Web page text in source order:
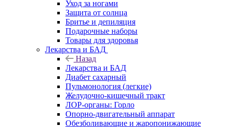
Уход за ногами
Защита от солнца
Бритье и депиляция
Подарочные наборы
Товары для здоровья
Лекарства и БАД
Назад
Лекарства и БАД
Диабет сахарный
Пульмонология (легкие)
Желудочно-кишечный тракт
ЛОР-органы: Горло
Опорно-двигательный аппарат
Обезболивающие и жаропонижающие